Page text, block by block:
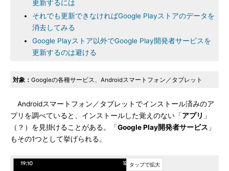
更新するには
それでも更新できなければGoogle Playストアのデータを
消去してみる
Google Playストア以外でGoogle Play開発者サービスを
更新するのは避ける
対象： Googleの各種サービス、Androidスマートフォン／タブレット
Androidスマートフォン／タブレットでインストール済みのア
プリを調べていると、インストールした覚えのない「アプリ 」
（？）を見掛けることがある。「Google Play開発者サービス 」
もその1つとして挙げられる。